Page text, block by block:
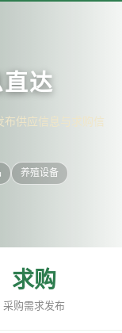
达
供应信息与求购信
养殖设备
求购
采购需求发布